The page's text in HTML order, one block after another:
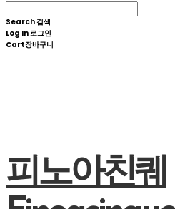
Search검색
Log In로그인
Cart장바구니
피노아친퀘